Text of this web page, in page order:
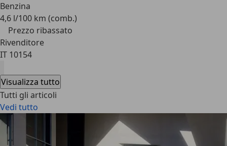
Benzina
4,6 l/100 km (comb.)
Prezzo ribassato
Rivenditore
IT 10154
Visualizza tutto
Tutti gli articoli
Vedi tutto